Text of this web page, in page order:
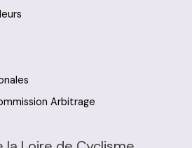
Arbitrage